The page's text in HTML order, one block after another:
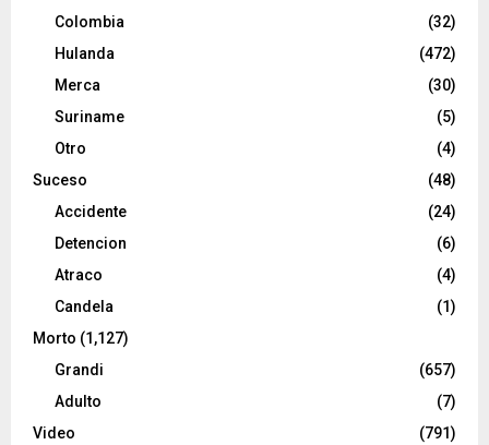
Colombia
(32)
Hulanda
(472)
Merca
(30)
Suriname
(5)
Otro
(4)
Suceso
(48)
Accidente
(24)
Detencion
(6)
Atraco
(4)
Candela
(1)
Morto (1,127)
Grandi
(657)
Adulto
(7)
Video
(791)